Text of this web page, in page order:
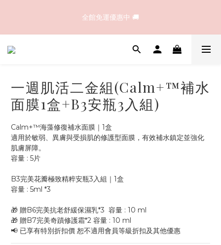
洗淨不緊繃！
全館免運優惠中 🚚
☀️夏日潔顏首選｜B1完美溫和胺基酸洗卸顏露｜買大送小，溫和
一週肌活二金組(Calm+™補水
面膜1盒+B3安瓶3入組)
Calm+™海藻修復補水面膜｜1盒
適用於敏弱、異膚與受損肌的修護型面膜，有效補水鎮定並強化
肌膚屏障。
容量 : 5片
B3完美花瓣極致精粹安瓶3入組｜1盒
容量 : 5ml *3
🎁 贈B6完美抗老舒緩保濕乳*3  容量 : 10 ml
🎁 贈B7完美奇蹟修護霜*2 容量 : 10 ml
📢 已享有特別折扣價 恕不適用會員等級折扣及其他優惠